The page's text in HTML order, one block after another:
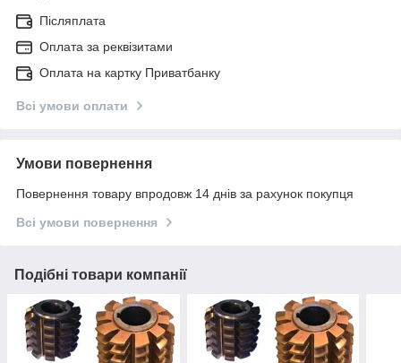
Післяплата
Оплата за реквізитами
Оплата на картку Приватбанку
Всі умови оплати
Умови повернення
Повернення товару впродовж 14 днів за рахунок покупця
Всі умови повернення
Подібні товари компанії